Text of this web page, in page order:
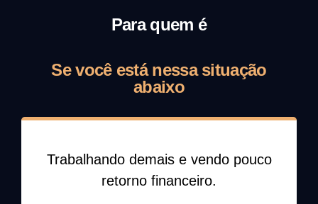
Para quem é
Se você está nessa situação
abaixo
Trabalhando demais e vendo pouco
retorno financeiro.